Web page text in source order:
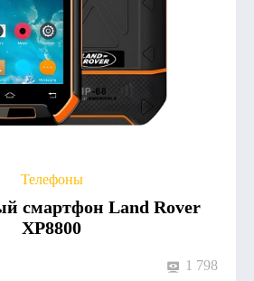
Телефоны
смартфон Land Rover
XP8800
1 798